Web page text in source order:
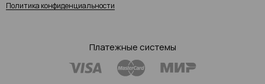
Политика конфиденциальности
Платежные системы